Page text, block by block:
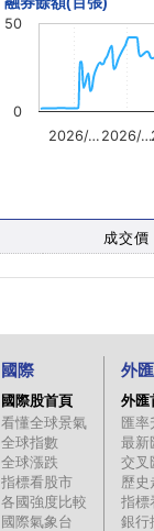
2026/… 2026/…
0
50
成交價
國際
國際股首頁
看懂全球景氣
全球指數
全球漲跌
指標看股市
各國強度比較
國際氣象台
外匯
外匯
匯率
最新
交叉
歷史
指標
銀行